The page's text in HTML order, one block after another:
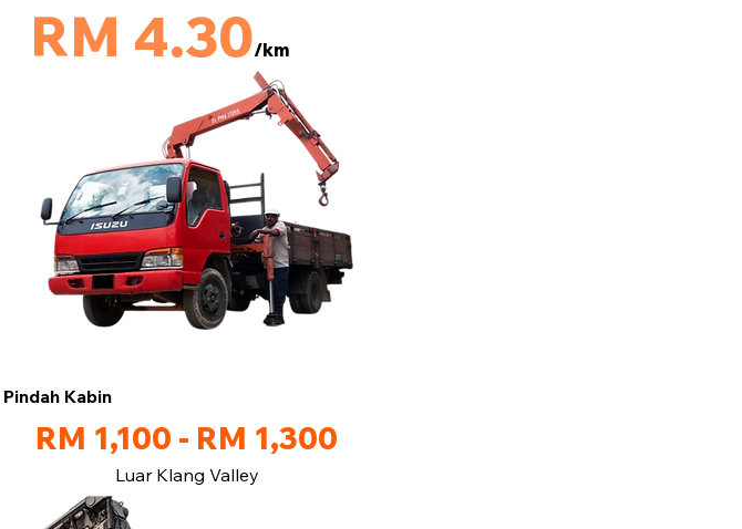
RM 4.30/km
Pindah Kabin
RM 1,100 - RM 1,300
Luar Klang Valley